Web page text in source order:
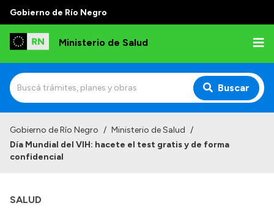
Gobierno de Río Negro
Ministerio de Salud
Buscar
Institucional
Autoridades
Gobierno de Río Negro / Ministerio de Salud /
Día Mundial del VIH: hacete el test gratis y de forma
confidencial
SALUD